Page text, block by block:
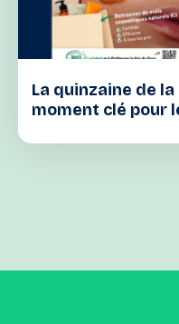
La quinzaine de
moment clé pour